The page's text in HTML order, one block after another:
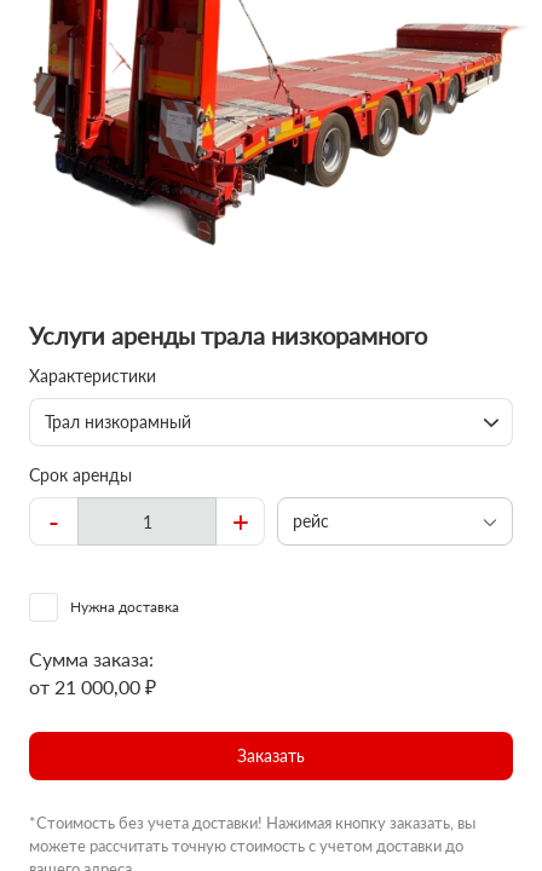
Услуги аренды трала низкорамного
Характеристики
Трал низкорамный
Срок аренды
- + рейс
Нужна доставка
Сумма заказа:
от 21 000,00 ₽
Заказать
*Стоимость без учета доставки! Нажимая кнопку заказать, вы
можете рассчитать точную стоимость с учетом доставки до